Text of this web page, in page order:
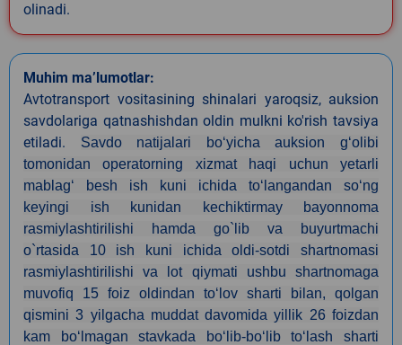
olinadi.
Muhim ma’lumotlar:
Avtotransport vositasining shinalari yaroqsiz, auksion
savdolariga qatnashishdan oldin mulkni ko'rish tavsiya
etiladi.
Savdo natijalari bo‘yicha auksion g‘olibi
tomonidan operatorning xizmat haqi uchun yetarli
mablag‘ besh ish kuni ichida to‘langandan so‘ng
keyingi ish kunidan kechiktirmay bayonnoma
rasmiylashtirilishi hamda go`lib va buyurtmachi
o`rtasida 10 ish kuni ichida oldi-sotdi shartnomasi
rasmiylashtirilishi va lot qiymati ushbu shartnomaga
muvofiq 15 foiz oldindan toʻlov sharti bilan, qolgan
qismini 3 yilgacha muddat davomida yillik 26 foizdan
kam boʻlmagan stavkada boʻlib-boʻlib toʻlash sharti